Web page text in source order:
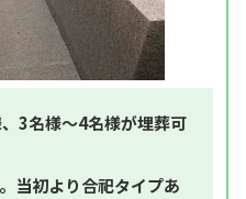
3名様～4名様が埋葬可
当初より合祀タイプあ